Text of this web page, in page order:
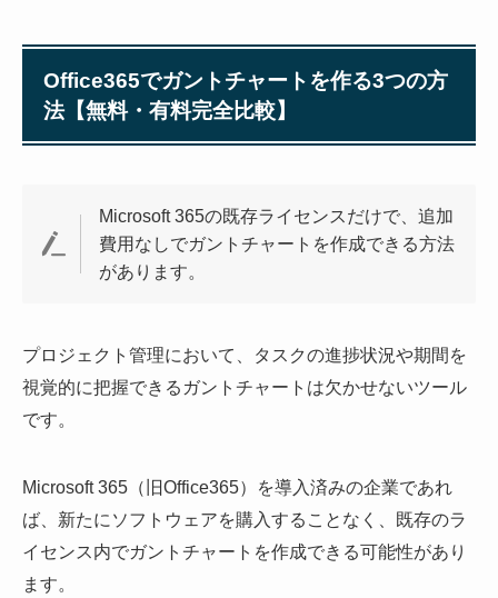
Office365でガントチャートを作る3つの方
法【無料・有料完全比較】
Microsoft 365の既存ライセンスだけで、追加
費用なしでガントチャートを作成できる方法
があります。
プロジェクト管理において、タスクの進捗状況や期間を
視覚的に把握できるガントチャートは欠かせないツール
です。
Microsoft 365（旧Office365）を導入済みの企業であれ
ば、新たにソフトウェアを購入することなく、既存のラ
イセンス内でガントチャートを作成できる可能性があり
ます。